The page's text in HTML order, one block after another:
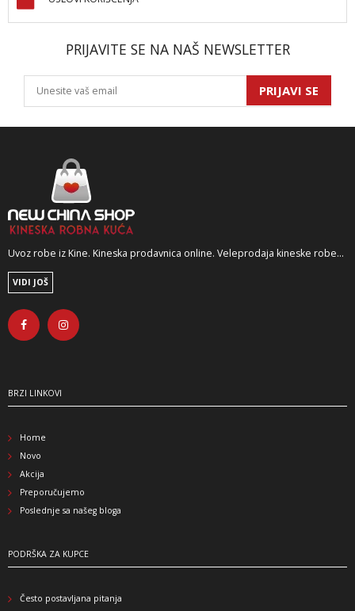
PRIJAVITE SE NA NAŠ NEWSLETTER
PRIJAVI SE
Uvoz robe iz Kine. Kineska prodavnica online. Veleprodaja kineske robe...
VIDI JOŠ
BRZI LINKOVI
Home
Novo
Akcija
Preporučujemo
Poslednje sa našeg bloga
PODRŠKA ZA KUPCE
Često postavljana pitanja